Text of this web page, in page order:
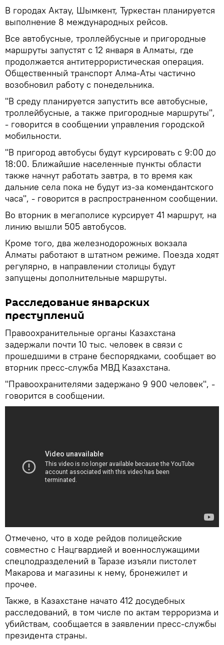
В городах Актау, Шымкент, Туркестан планируется
выполнение 8 международных рейсов.
Все автобусные, троллейбусные и пригородные
маршруты запустят с 12 января в Алматы, где
продолжается антитеррористическая операция.
Общественный транспорт Алма-Аты частично
возобновил работу с понедельника.
"В среду планируется запустить все автобусные,
троллейбусные, а также пригородные маршруты",
- говорится в сообщении управления городской
мобильности.
"В пригород автобусы будут курсировать с 9:00 до
18:00. Ближайшие населенные пункты области
также начнут работать завтра, в то время как
дальние села пока не будут из-за комендантского
часа", - говорится в распространенном сообщении.
Во вторник в мегаполисе курсирует 41 маршрут, на
линию вышли 505 автобусов.
Кроме того, два железнодорожных вокзала
Алматы работают в штатном режиме. Поезда ходят
регулярно, в направлении столицы будут
запущены дополнительные маршруты.
Расследование январских
преступлений
Правоохранительные органы Казахстана
задержали почти 10 тыс. человек в связи с
прошедшими в стране беспорядками, сообщает во
вторник пресс-служба МВД Казахстана.
"Правоохранителями задержано 9 900 человек", -
говорится в сообщении.
Отмечено, что в ходе рейдов полицейские
совместно с Нацгвардией и военнослужащими
спецподразделений в Таразе изъяли пистолет
Макарова и магазины к нему, бронежилет и
прочее.
Также, в Казахстане начато 412 досудебных
расследований, в том числе по актам терроризма и
убийствам, сообщается в заявлении пресс-службы
президента страны.